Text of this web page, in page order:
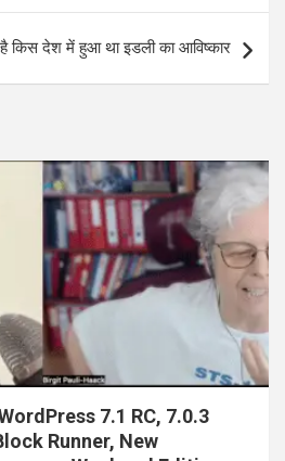
किस देश में हुआ था इडली का आविष्कार
7.1 RC, 7.0.3
Runner, New